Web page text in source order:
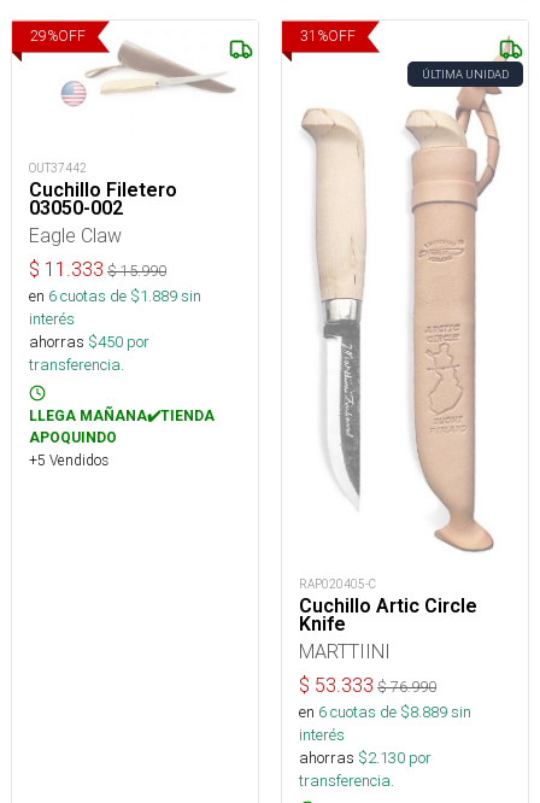
29%OFF
OUT37442
Cuchillo Filetero
03050-002
Eagle Claw
$ 11.333 $15.990
en 6cuotas de $1.889sin
interés
ahorras $450 por
transferencia.
LLEGA MAÑANA✔️TIENDA
APOQUINDO
+5 Vendidos
31 %OFF
ÚLTIMA UNIDAD
RAP020405-C
Cuchillo Artic Circle
Knife
MARTTIINI
$ 53.333 $76.990
en 6cuotas de $8.889sin
interés
ahorras $2.130 por
transferencia.